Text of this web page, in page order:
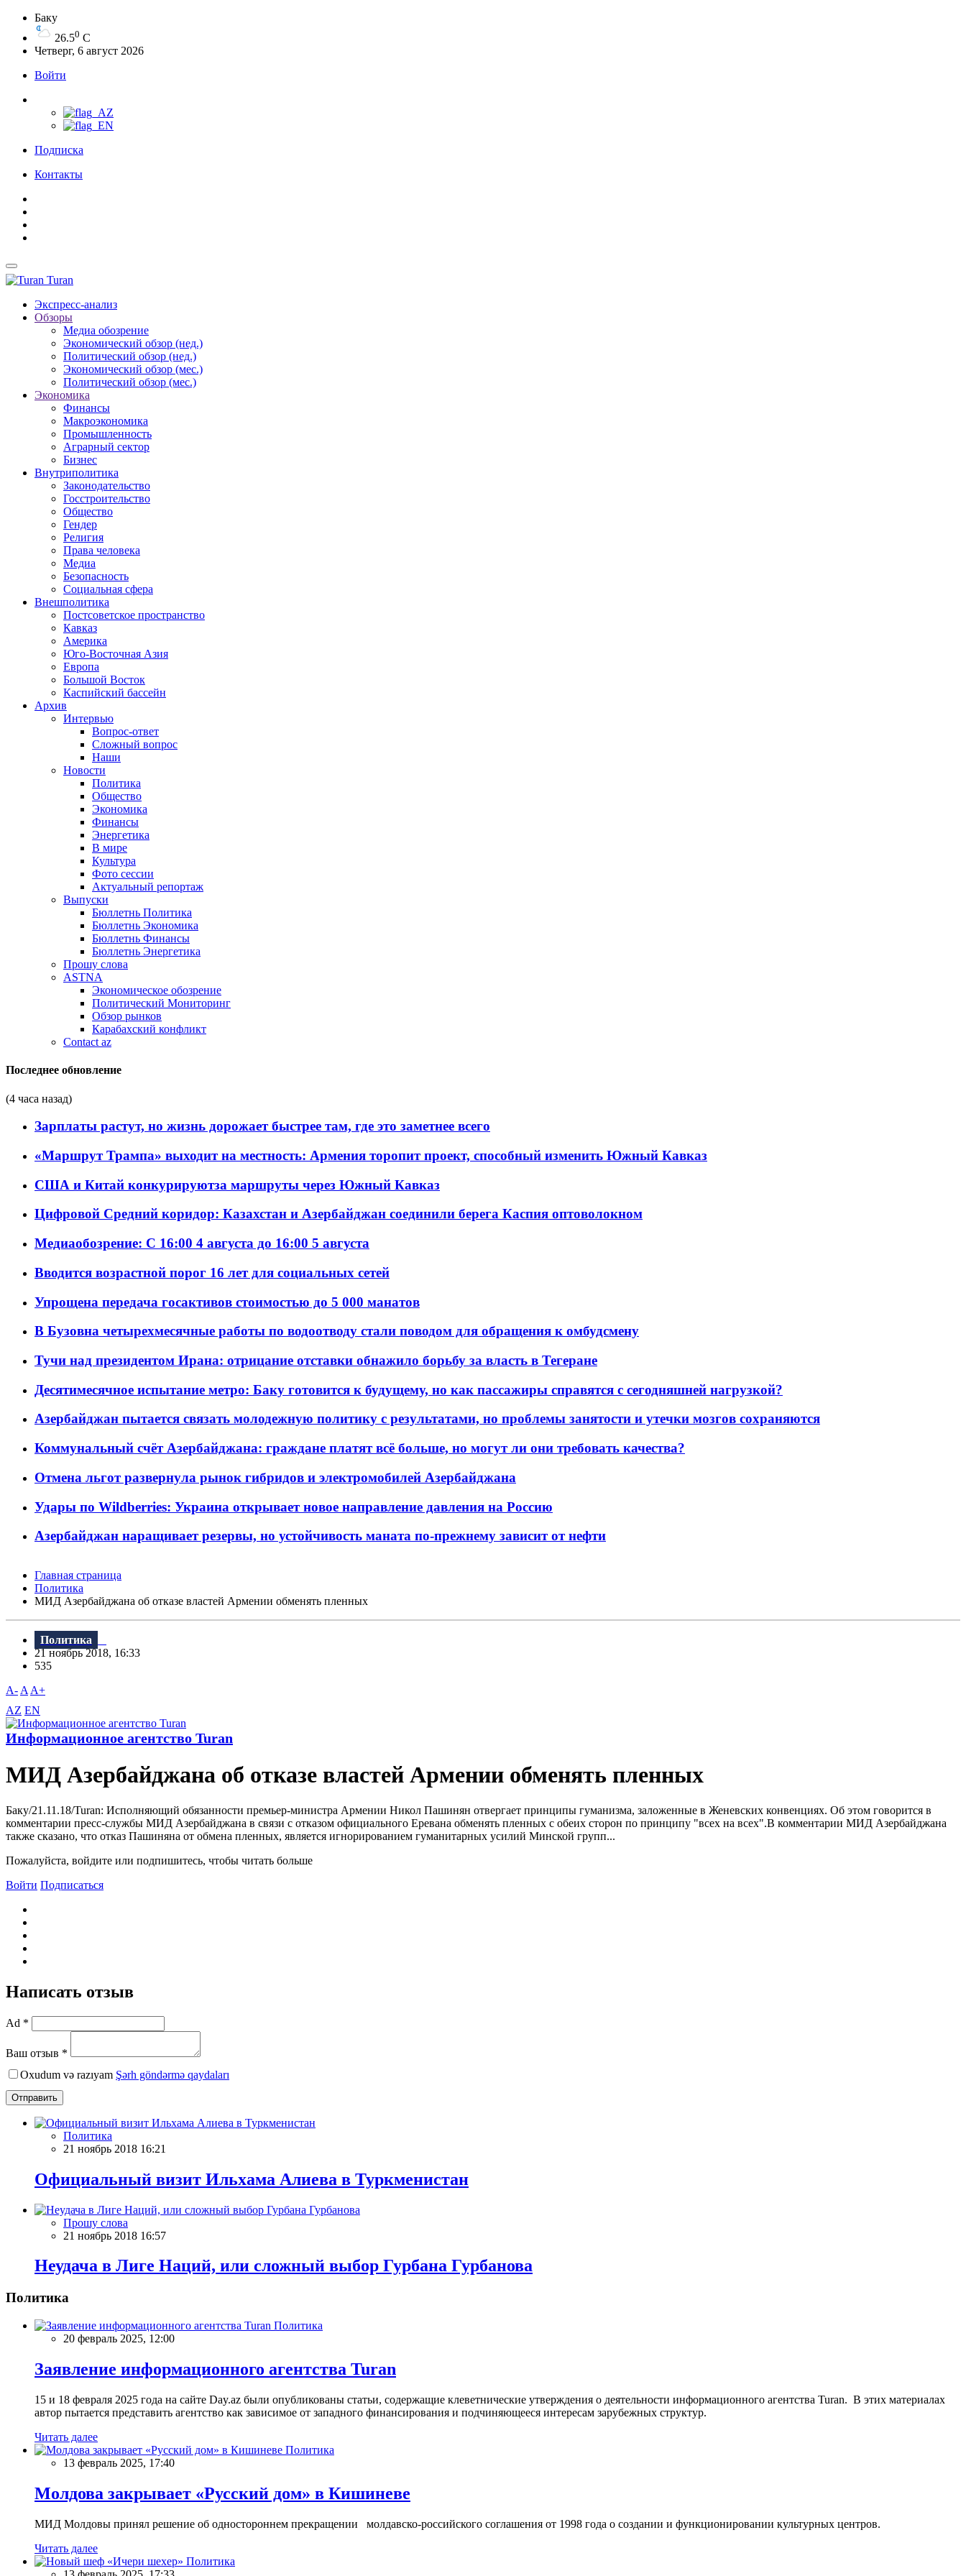
Баку
26.50 C
Четверг, 6 август 2026
Войти
Подписка
Контакты
Turan
Экспресс-анализ
Обзоры
Медиа обозрение
Экономический обзор (нед.)
Политический обзор (нед.)
Экономический обзор (мес.)
Политический обзор (мес.)
Экономика
Финансы
Макроэкономика
Промышленность
Аграрный сектор
Бизнес
Внутриполитика
Законодательство
Госстроительство
Общество
Гендер
Религия
Права человека
Медиа
Безопасность
Социальная сфера
Внешполитика
Постсоветское пространство
Кавказ
Америка
Юго-Восточная Азия
Европа
Большой Восток
Каспийский бассейн
Архив
Интервью
Вопрос-ответ
Сложный вопрос
Наши
Новости
Политика
Общество
Экономика
Финансы
Энергетика
В мире
Культура
Фото сессии
Актуальный репортаж
Выпуски
Бюллетнь Политика
Бюллетнь Экономика
Бюллетнь Финансы
Бюллетнь Энергетика
Прошу слова
ASTNA
Экономическое обозрение
Политический Мониторинг
Обзор рынков
Карабахский конфликт
Contact az
Последнее обновление
(4 часа назад)
Зарплаты растут, но жизнь дорожает быстрее там, где это заметнее всего
«Маршрут Трампа» выходит на местность: Армения торопит проект, способный изменить Южный Кавказ
США и Китай конкурируютза маршруты через Южный Кавказ
Цифровой Средний коридор: Казахстан и Азербайджан соединили берега Каспия оптоволокном
Медиаобозрение: С 16:00 4 августа до 16:00 5 августа
Вводится возрастной порог 16 лет для социальных сетей
Упрощена передача госактивов стоимостью до 5 000 манатов
В Бузовна четырехмесячные работы по водоотводу стали поводом для обращения к омбудсмену
Тучи над президентом Ирана: отрицание отставки обнажило борьбу за власть в Тегеране
Десятимесячное испытание метро: Баку готовится к будущему, но как пассажиры справятся с сегодняшней нагрузкой?
Азербайджан пытается связать молодежную политику с результатами, но проблемы занятости и утечки мозгов сохраняются
Коммунальный счёт Азербайджана: граждане платят всё больше, но могут ли они требовать качества?
Отмена льгот развернула рынок гибридов и электромобилей Азербайджана
Удары по Wildberries: Украина открывает новое направление давления на Россию
Азербайджан наращивает резервы, но устойчивость маната по-прежнему зависит от нефти
Главная страница
Политика
МИД Азербайджана об отказе властей Армении обменять пленных
Политика
21 ноябрь 2018, 16:33
535
A- A A+
AZ EN
Информационное агентство Turan
МИД Азербайджана об отказе властей Армении обменять пленных
Баку/21.11.18/Turan: Исполняющий обязанности премьер-министра Армении Никол Пашинян отвергает принципы гуманизма, заложенные в Женевских конвенциях. Об этом говорится в
комментарии пресс-службы МИД Азербайджана в связи с отказом официального Еревана обменять пленных с обеих сторон по принципу "всех на всех".B комментарии МИД Азербайджана
также сказано, что отказ Пашиняна от обмена пленных, является игнорированием гуманитарных усилий Минской групп...
Пожалуйста, войдите или подпишитесь, чтобы читать больше
Войти Подписаться
Написать отзыв
Ad *
Ваш отзыв *
Oxudum və razıyam Şərh göndərmə qaydaları
Отправить
Политика
21 ноябрь 2018 16:21
Официальный визит Ильхама Алиева в Туркменистан
Прошу слова
21 ноябрь 2018 16:57
Неудача в Лиге Наций, или сложный выбор Гурбана Гурбанова
Политика
Политика
20 февраль 2025, 12:00
Заявление информационного агентства Turan
15 и 18 февраля 2025 года на сайте Day.az были опубликованы статьи, содержащие клеветнические утверждения о деятельности информационного агентства Turan. В этих материалах
автор пытается представить агентство как зависимое от западного финансирования и подчиняющееся интересам зарубежных структур.
Читать далее
Политика
13 февраль 2025, 17:40
Молдова закрывает «Русский дом» в Кишиневе
МИД Молдовы принял решение об одностороннем прекращении молдавско-российского соглашения от 1998 года о создании и функционировании культурных центров.
Читать далее
Политика